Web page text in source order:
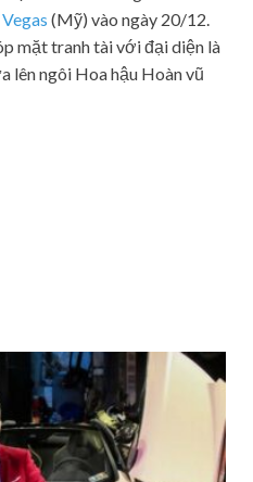
(Mỹ) vào ngày 20/12.
mặt tranh tài với đại diện là
lên ngôi Hoa hậu Hoàn vũ